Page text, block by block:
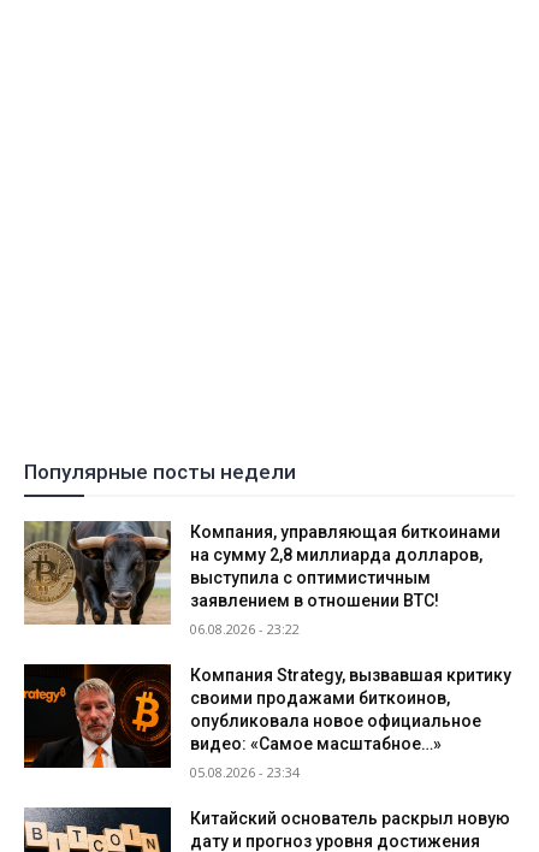
Популярные посты недели
Компания, управляющая биткоинами
на сумму 2,8 миллиарда долларов,
выступила с оптимистичным
заявлением в отношении BTC!
06.08.2026 - 23:22
Компания Strategy, вызвавшая критику
своими продажами биткоинов,
опубликовала новое официальное
видео: «Самое масштабное…»
05.08.2026 - 23:34
Китайский основатель раскрыл новую
дату и прогноз уровня достижения